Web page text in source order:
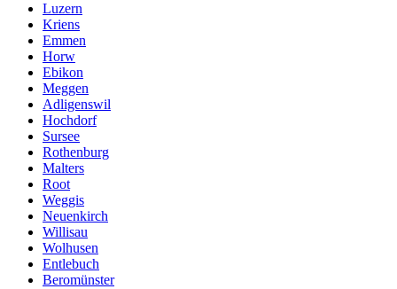
Luzern
Kriens
Emmen
Horw
Ebikon
Meggen
Adligenswil
Hochdorf
Sursee
Rothenburg
Malters
Root
Weggis
Neuenkirch
Willisau
Wolhusen
Entlebuch
Beromünster